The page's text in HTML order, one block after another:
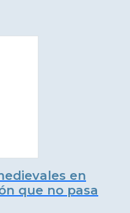
en
que no pasa